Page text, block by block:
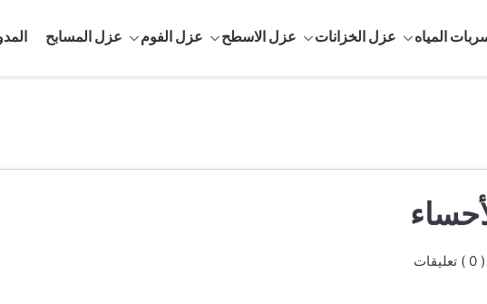
المياه عزل الخزانات عزل الاسطح عزل الفوم عزل المسابح